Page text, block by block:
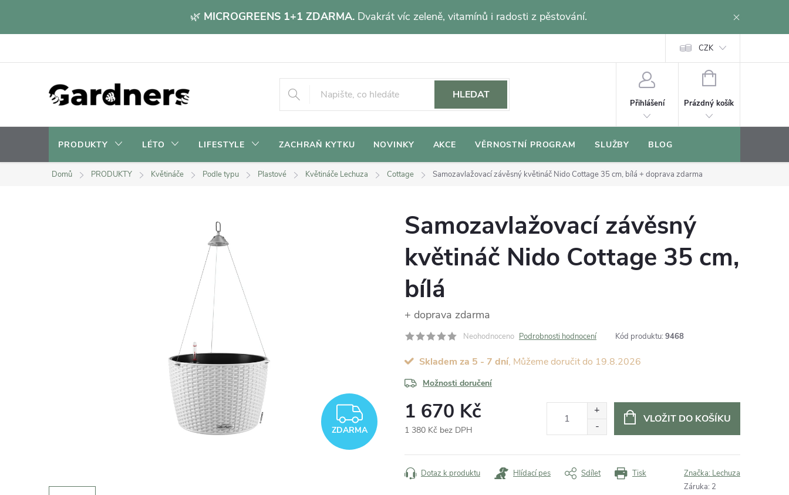
🌿 MICROGREENS 1+1 ZDARMA. Dvakrát víc zeleně, vitamínů i radosti z pěstování.
CZK
HLEDAT
Přihlášení
NÁKUPNÍ
Prázdný košík
PRODUKTY LÉTO LIFESTYLE ZACHRAŇ KYTKU NOVINKY AKCE VĚRNOSTNÍ PROGRAM SLUŽBY BLOG
Domů PRODUKTY Květináče Podle typu Plastové Květináče Lechuza Cottage Samozavlažovací závěsný květináč Nido Cottage 35 cm, bílá + doprava zdarma
ZDARMA
ZDARMA
Samozavlažovací závěsný
květináč Nido Cottage 35 cm,
bílá
+ doprava zdarma
Neohodnoceno Podrobnosti hodnocení Kód produktu: 9468
Skladem za 5 - 7 dní 19.8.2026
Možnosti doručení
1 670 Kč
1 380 Kč bez DPH
cena:
VLOŽIT DO KOŠÍKU
Tisk
Dotaz k produktu Hlídací pes Sdílet Značka: Lechuza
Záruka: 2